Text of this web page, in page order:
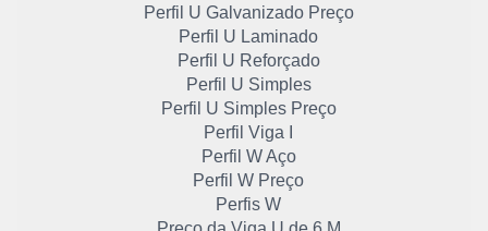
Perfil U Galvanizado Preço
Perfil U Laminado
Perfil U Reforçado
Perfil U Simples
Perfil U Simples Preço
Perfil Viga I
Perfil W Aço
Perfil W Preço
Perfis W